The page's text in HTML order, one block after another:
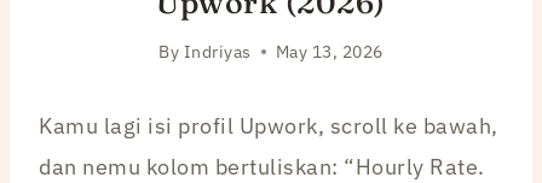
By Indriyas May 13, 2026
Kamu lagi isi profil Upwork, scroll ke bawah,
dan nemu kolom bertuliskan: “Hourly Rate.